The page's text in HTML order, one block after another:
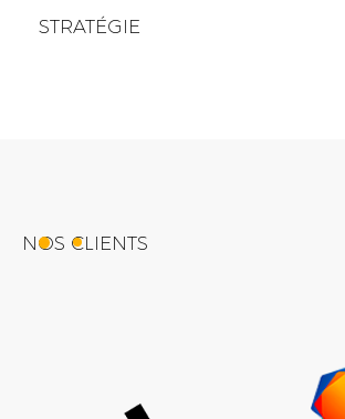
STRATÉGIE
NOS CLIENTS